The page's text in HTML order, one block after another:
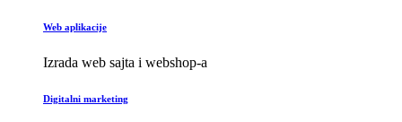
Web aplikacije
Izrada web sajta i webshop-a
Digitalni marketing